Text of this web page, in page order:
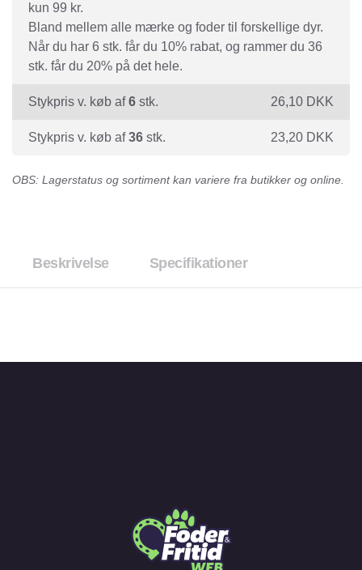
kun 99 kr.
Bland mellem alle mærke og foder til forskellige dyr.
Når du har 6 stk. får du 10% rabat, og rammer du 36
stk. får du 20% på det hele.
Stykpris v. køb af6 stk. 26,10 DKK
Stykpris v. køb af36 stk. 23,20 DKK
OBS: Lagerstatus og sortiment kan variere fra butikker og online.
Beskrivelse Specifikationer